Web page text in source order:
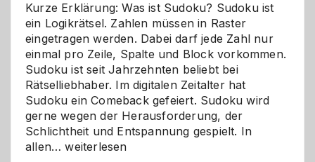
Kurze Erklärung: Was ist Sudoku? Sudoku ist
ein Logikrätsel. Zahlen müssen in Raster
eingetragen werden. Dabei darf jede Zahl nur
einmal pro Zeile, Spalte und Block vorkommen.
Sudoku ist seit Jahrzehnten beliebt bei
Rätselliebhaber. Im digitalen Zeitalter hat
Sudoku ein Comeback gefeiert. Sudoku wird
gerne wegen der Herausforderung, der
Schlichtheit und Entspannung gespielt. In
allen…Sudoku
weiterlesen